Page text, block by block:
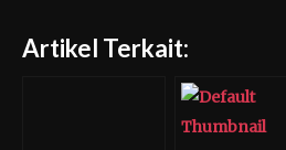
Artikel Terkait: